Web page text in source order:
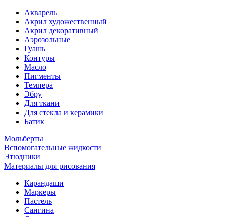
Акварель
Акрил художественный
Акрил декоративный
Аэрозольные
Гуашь
Контуры
Масло
Пигменты
Темпера
Эбру
Для ткани
Для стекла и керамики
Батик
Мольберты
Вспомогательные жидкости
Этюдники
Материалы для рисования
Карандаши
Маркеры
Пастель
Сангина